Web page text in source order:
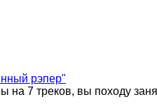
рэпер"
7 треков, вы походу